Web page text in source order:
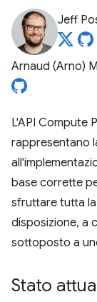
Jeff
Arnaud (Arno)
L'API Compute
rappresentano
base corrette
sfruttare tutta
disposizione, a
sottoposto a
Stato